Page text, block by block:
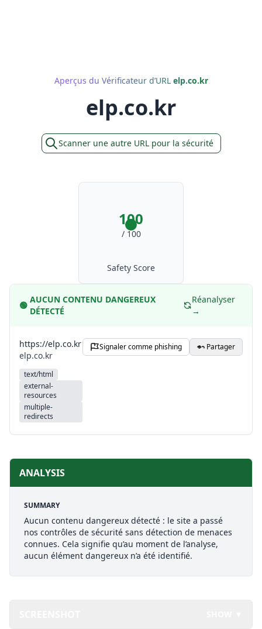
Aperçus du Vérificateur d’URL elp.co.kr
elp.co.kr
Scanner une autre URL pour la sécurité
100
/ 100
Safety Score
🟢
AUCUN CONTENU DANGEREUX
DÉTECTÉ
Réanalyser
→
https://elp.co.kr
elp.co.kr
text/html
external-
resources
multiple-
redirects
Signaler comme phishing Partager
ANALYSIS
SUMMARY
Aucun contenu dangereux détecté : le site a passé
nos contrôles de sécurité sans détection de menaces
connues. Cela signifie qu’au moment de l’analyse,
aucun élément dangereux n’a été identifié.